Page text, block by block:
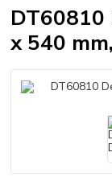
DT60810
x 540